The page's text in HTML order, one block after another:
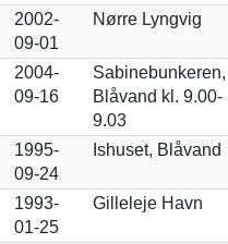
2002-
09-01
Nørre Lyngvig
2004-
09-16
Sabinebunkeren,
Blåvand kl. 9.00-
9.03
1995-
09-24
Ishuset, Blåvand
1993-
01-25
Gilleleje Havn